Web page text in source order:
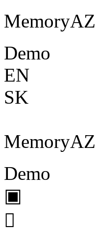
MemoryAZ
Demo
EN
SK
MemoryAZ
Demo
▣
